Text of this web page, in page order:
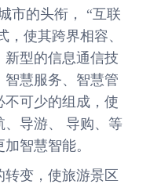
市的头衔， “互联
，使其跨界相容、
新型的信息通信技
慧服务、智慧管
可少的组成，使
、导游、 导购、等
智慧智能。
变，使旅游景区